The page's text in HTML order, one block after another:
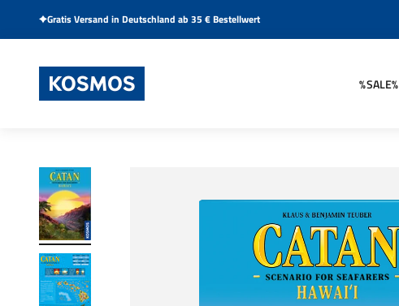
Gratis Versand in Deutschland ab 35 € Bestellwert
%SALE%
KOSMOS Verlag